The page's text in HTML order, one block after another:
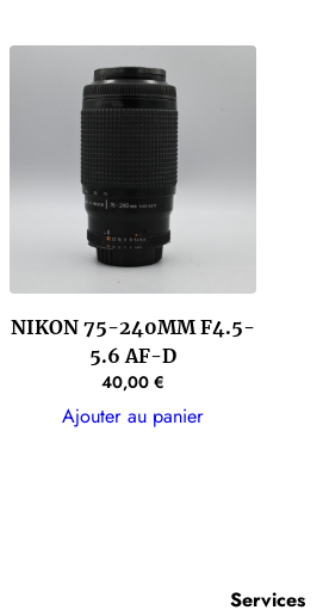
NIKON 75-240MM F4.5-
5.6 AF-D
40,00€
Ajouter au panier
Services